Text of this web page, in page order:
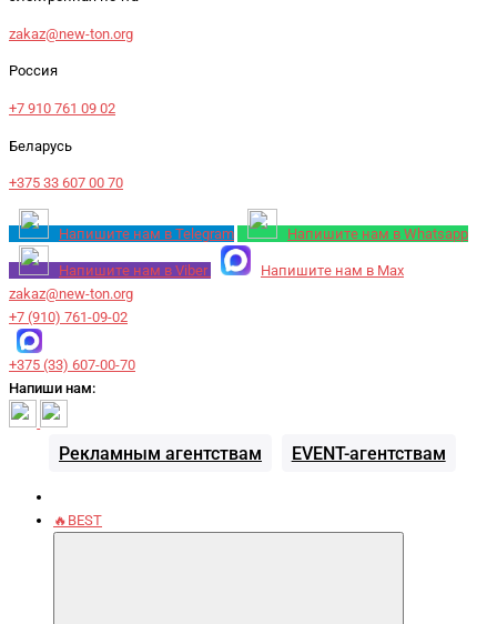
zakaz@new-ton.org
Россия
+7 910 761 09 02
Беларусь
+375 33 607 00 70
Напишите нам в Telegram Напишите нам в Whatsapp
Напишите нам в Viber
Напишите нам в Max
zakaz@new-ton.org
+7 (910) 761-09-02
+375 (33) 607-00-70
Напиши нам:
Рекламным агентствам EVENT-агентствам
🔥BEST